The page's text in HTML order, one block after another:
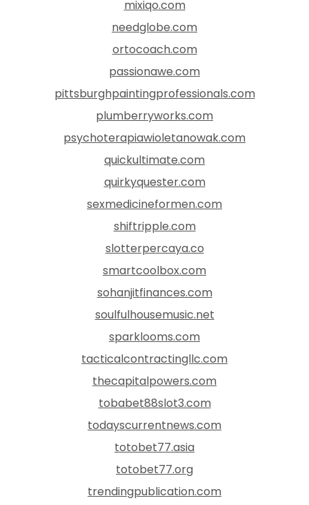
mixiqo.com
needglobe.com
ortocoach.com
passionawe.com
pittsburghpaintingprofessionals.com
plumberryworks.com
psychoterapiawioletanowak.com
quickultimate.com
quirkyquester.com
sexmedicineformen.com
shiftripple.com
slotterpercaya.co
smartcoolbox.com
sohanjitfinances.com
soulfulhousemusic.net
sparklooms.com
tacticalcontractingllc.com
thecapitalpowers.com
tobabet88slot3.com
todayscurrentnews.com
totobet77.asia
totobet77.org
trendingpublication.com